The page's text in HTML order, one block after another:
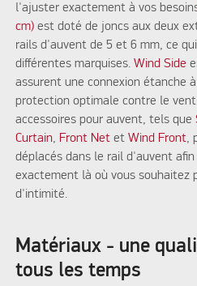
l'ajuster exactement à vos
cm) est doté de joncs aux deux
rails d'auvent de 5 et 6 mm, ce
différentes marquises.Wind Side
assurent une connexion étanche
protection optimale contre le
accessoires pour auvent, tels que
Curtain, Front Net etWind Front,
déplacés dans le rail d'auvent
exactement là où vous souhaitez
d'intimité.
Matériaux - une
tous les temps